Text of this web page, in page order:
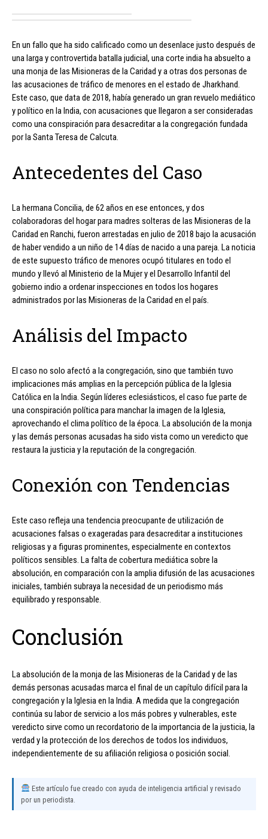
En un fallo que ha sido calificado como un desenlace justo después de
una larga y controvertida batalla judicial, una corte india ha absuelto a
una monja de las Misioneras de la Caridad y a otras dos personas de
las acusaciones de tráfico de menores en el estado de Jharkhand.
Este caso, que data de 2018, había generado un gran revuelo mediático
y político en la India, con acusaciones que llegaron a ser consideradas
como una conspiración para desacreditar a la congregación fundada
por la Santa Teresa de Calcuta.
Antecedentes del Caso
La hermana Concilia, de 62 años en ese entonces, y dos
colaboradoras del hogar para madres solteras de las Misioneras de la
Caridad en Ranchi, fueron arrestadas en julio de 2018 bajo la acusación
de haber vendido a un niño de 14 días de nacido a una pareja. La noticia
de este supuesto tráfico de menores ocupó titulares en todo el
mundo y llevó al Ministerio de la Mujer y el Desarrollo Infantil del
gobierno indio a ordenar inspecciones en todos los hogares
administrados por las Misioneras de la Caridad en el país.
Análisis del Impacto
El caso no solo afectó a la congregación, sino que también tuvo
implicaciones más amplias en la percepción pública de la Iglesia
Católica en la India. Según líderes eclesiásticos, el caso fue parte de
una conspiración política para manchar la imagen de la Iglesia,
aprovechando el clima político de la época. La absolución de la monja
y las demás personas acusadas ha sido vista como un veredicto que
restaura la justicia y la reputación de la congregación.
Conexión con Tendencias
Este caso refleja una tendencia preocupante de utilización de
acusaciones falsas o exageradas para desacreditar a instituciones
religiosas y a figuras prominentes, especialmente en contextos
políticos sensibles. La falta de cobertura mediática sobre la
absolución, en comparación con la amplia difusión de las acusaciones
iniciales, también subraya la necesidad de un periodismo más
equilibrado y responsable.
Conclusión
La absolución de la monja de las Misioneras de la Caridad y de las
demás personas acusadas marca el final de un capítulo difícil para la
congregación y la Iglesia en la India. A medida que la congregación
continúa su labor de servicio a los más pobres y vulnerables, este
veredicto sirve como un recordatorio de la importancia de la justicia, la
verdad y la protección de los derechos de todos los individuos,
independientemente de su afiliación religiosa o posición social.
Este artículo fue creado con ayuda de inteligencia artificial y revisado
por un periodista.